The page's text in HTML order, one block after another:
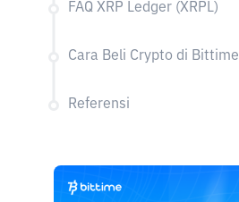
FAQ XRP Ledger (XRPL)
Cara Beli Crypto di Bittime
Referensi